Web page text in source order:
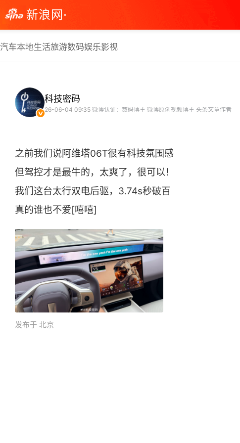
新浪网·
汽车本地生活旅游数码娱乐影视
科技密码
26-06-04 09:35 微博认证：数码博主 微博原创视频博主 头条文章作者
之前我们说阿维塔06T很有科技氛围感
但驾控才是最牛的，太爽了，很可以！
我们这台太行双电后驱，3.74s秒破百
真的谁也不爱[嘻嘻] ​
发布于 北京